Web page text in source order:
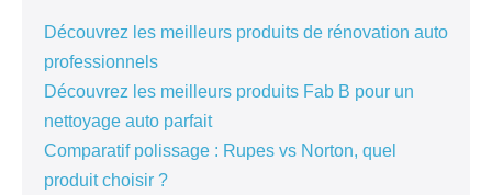
Découvrez les meilleurs produits de rénovation auto
professionnels
Découvrez les meilleurs produits Fab B pour un
nettoyage auto parfait
Comparatif polissage : Rupes vs Norton, quel
produit choisir ?